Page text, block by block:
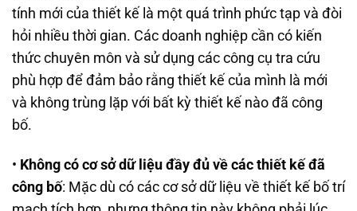
tính mới của thiết kế là một quá trình phức tạp và đòi
hỏi nhiều thời gian. Các doanh nghiệp cần có kiến
thức chuyên môn và sử dụng các công cụ tra cứu
phù hợp để đảm bảo rằng thiết kế của mình là mới
và không trùng lặp với bất kỳ thiết kế nào đã công
bố.
• Không có cơ sở dữ liệu đầy đủ về các thiết kế đã
công bố: Mặc dù có các cơ sở dữ liệu về thiết kế bố trí